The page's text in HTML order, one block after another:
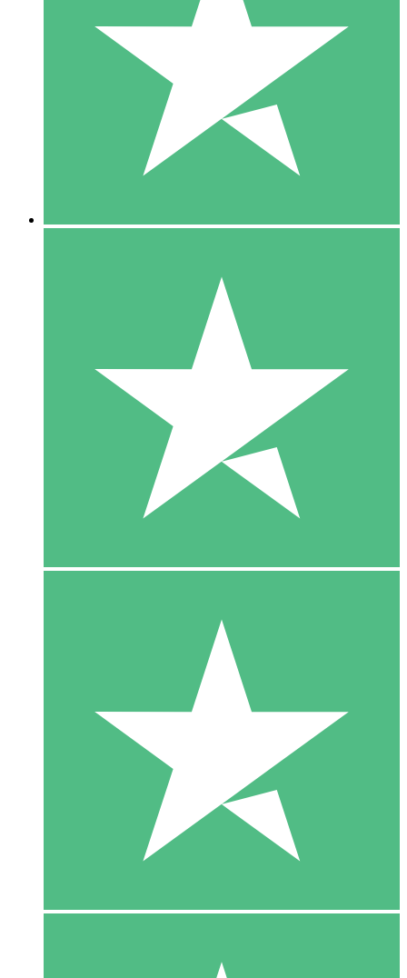
Pague conforme o uso com créditos de download. Sem
1000
10 Downloads
20 00